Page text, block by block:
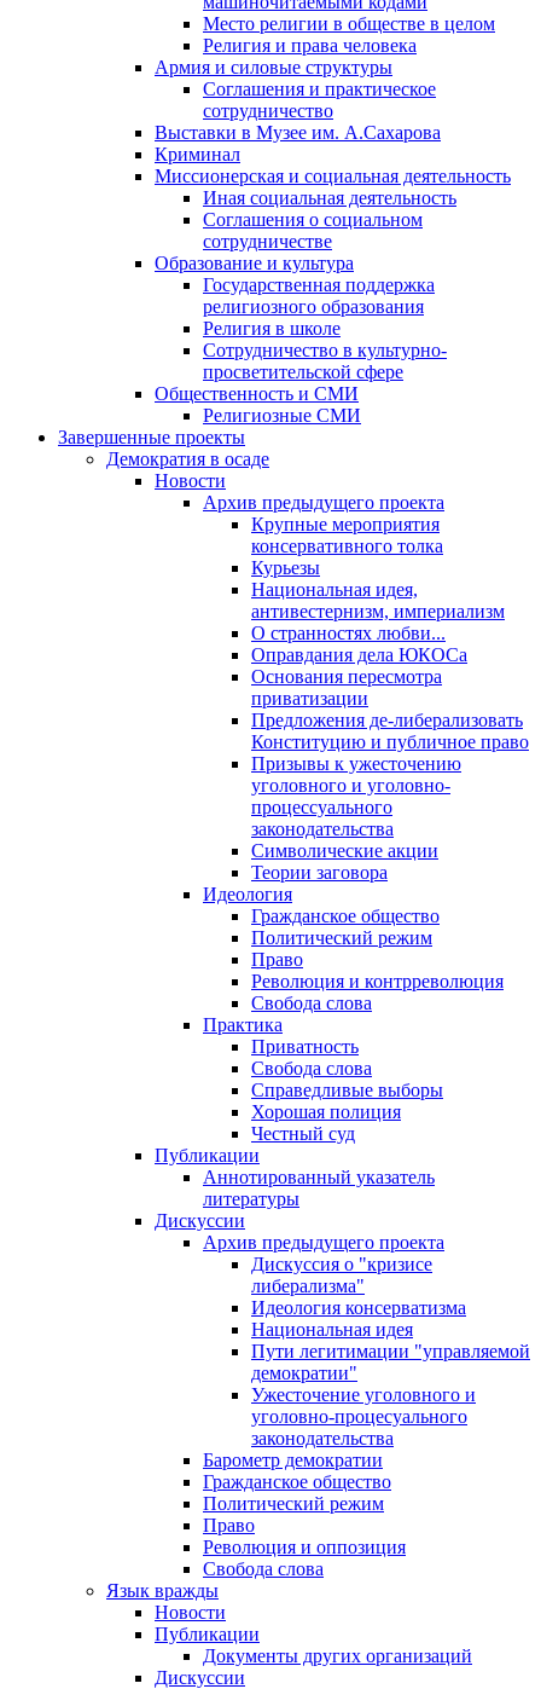
Место религии в обществе в целом
Религия и права человека
Армия и силовые структуры
Соглашения и практическое
сотрудничество
Выставки в Музее им. А.Сахарова
Криминал
Миссионерская и социальная деятельность
Иная социальная деятельность
Соглашения о социальном
сотрудничестве
Образование и культура
Государственная поддержка
религиозного образования
Религия в школе
Сотрудничество в культурно-
просветительской сфере
Общественность и СМИ
Религиозные СМИ
Завершенные проекты
Демократия в осаде
Новости
Архив предыдущего проекта
Крупные мероприятия
консервативного толка
Курьезы
Национальная идея,
антивестернизм, империализм
О странностях любви...
Оправдания дела ЮКОСа
Основания пересмотра
приватизации
Предложения де-либерализовать
Конституцию и публичное право
Призывы к ужесточению
уголовного и уголовно-
процессуального
законодательства
Символические акции
Теории заговора
Идеология
Гражданское общество
Политический режим
Право
Революция и контрреволюция
Свобода слова
Практика
Приватность
Свобода слова
Справедливые выборы
Хорошая полиция
Честный суд
Публикации
Аннотированный указатель
литературы
Дискуссии
Архив предыдущего проекта
Дискуссия о "кризисе
либерализма"
Идеология консерватизма
Национальная идея
Пути легитимации "управляемой
демократии"
Ужесточение уголовного и
уголовно-процесуального
законодательства
Барометр демократии
Гражданское общество
Политический режим
Право
Революция и оппозиция
Свобода слова
Язык вражды
Новости
Публикации
Документы других организаций
Дискуссии